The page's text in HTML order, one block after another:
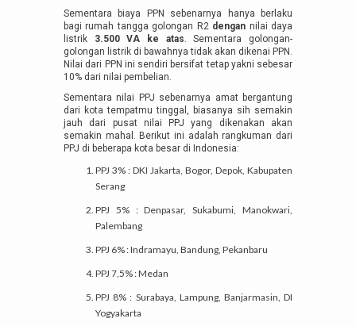
Sementara biaya PPN sebenarnya hanya berlaku
bagi rumah tangga golongan R2 dengan nilai daya
listrik 3.500 VA ke atas. Sementara golongan-
golongan listrik di bawahnya tidak akan dikenai PPN.
Nilai dari PPN ini sendiri bersifat tetap yakni sebesar
10% dari nilai pembelian.
Sementara nilai PPJ sebenarnya amat bergantung
dari kota tempatmu tinggal, biasanya sih semakin
jauh dari pusat nilai PPJ yang dikenakan akan
semakin mahal. Berikut ini adalah rangkuman dari
PPJ di beberapa kota besar di Indonesia:
PPJ 3% : DKI Jakarta, Bogor, Depok, Kabupaten
Serang
PPJ 5% : Denpasar, Sukabumi, Manokwari,
Palembang
PPJ 6% : Indramayu, Bandung, Pekanbaru
PPJ 7,5% : Medan
PPJ 8% : Surabaya, Lampung, Banjarmasin, DI
Yogyakarta